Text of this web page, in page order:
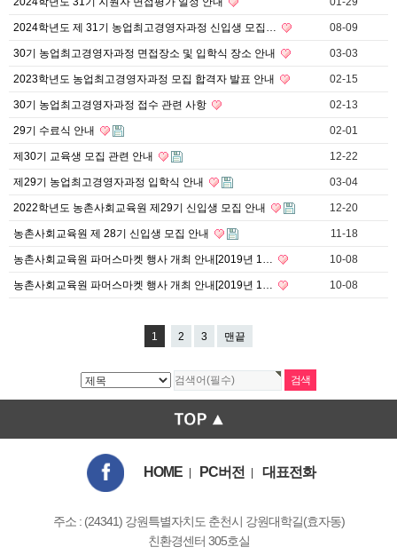
2024학년도 제 31기 농업최고경영자과정 신입생 모집… 08-09
30기 농업최고경영자과정 면접장소 및 입학식 장소 안내 03-03
2023학년도 농업최고경영자과정 모집 합격자 발표 안내 02-15
30기 농업최고경영자과정 접수 관련 사항 02-13
29기 수료식 안내 02-01
제30기 교육생 모집 관련 안내 12-22
제29기 농업최고경영자과정 입학식 안내 03-04
2022학년도 농촌사회교육원 제29기 신입생 모집 안내 12-20
농촌사회교육원 제 28기 신입생 모집 안내 11-18
농촌사회교육원 파머스마켓 행사 개최 안내[2019년 1… 10-08
농촌사회교육원 파머스마켓 행사 개최 안내[2019년 1… 10-08
1 2 3 맨끝
HOME PC버전 대표전화
주소 : (24341) 강원특별자치도 춘천시 강원대학길(효자동)
친환경센터 305호실